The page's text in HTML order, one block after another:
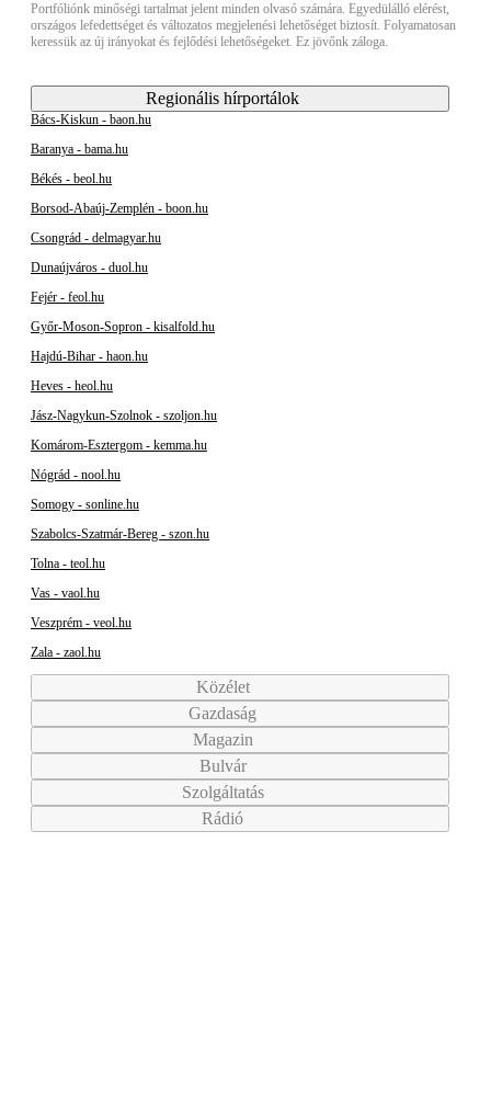
Portfóliónk minőségi tartalmat jelent minden olvasó számára. Egyedülálló elérést,
országos lefedettséget és változatos megjelenési lehetőséget biztosít. Folyamatosan
keressük az új irányokat és fejlődési lehetőségeket. Ez jövőnk záloga.
Regionális hírportálok
Bács-Kiskun - baon.hu
Baranya - bama.hu
Békés - beol.hu
Borsod-Abaúj-Zemplén - boon.hu
Csongrád - delmagyar.hu
Dunaújváros - duol.hu
Fejér - feol.hu
Győr-Moson-Sopron - kisalfold.hu
Hajdú-Bihar - haon.hu
Heves - heol.hu
Jász-Nagykun-Szolnok - szoljon.hu
Komárom-Esztergom - kemma.hu
Nógrád - nool.hu
Somogy - sonline.hu
Szabolcs-Szatmár-Bereg - szon.hu
Tolna - teol.hu
Vas - vaol.hu
Veszprém - veol.hu
Zala - zaol.hu
Közélet
Gazdaság
Magazin
Bulvár
Szolgáltatás
Rádió